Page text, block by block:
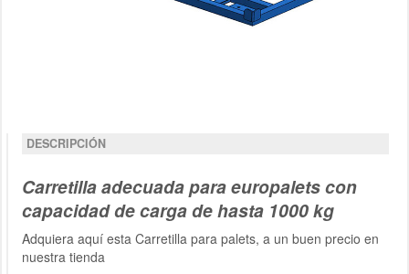
DESCRIPCIÓN
Carretilla adecuada para europalets con
capacidad de carga de hasta 1000 kg
Adquiera aquí esta Carretilla para palets, a un buen precio en
nuestra tienda